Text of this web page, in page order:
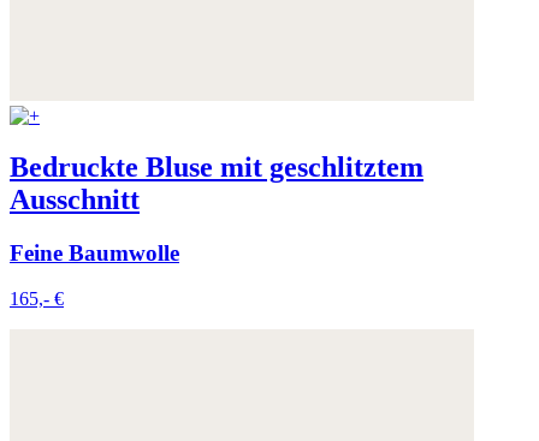
Bedruckte Bluse mit geschlitztem
Ausschnitt
Feine Baumwolle
165,- €